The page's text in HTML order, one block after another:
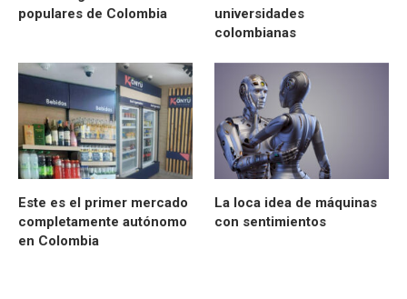
populares de Colombia
universidades
colombianas
Este es el primer mercado
completamente autónomo
en Colombia
La loca idea de máquinas
con sentimientos